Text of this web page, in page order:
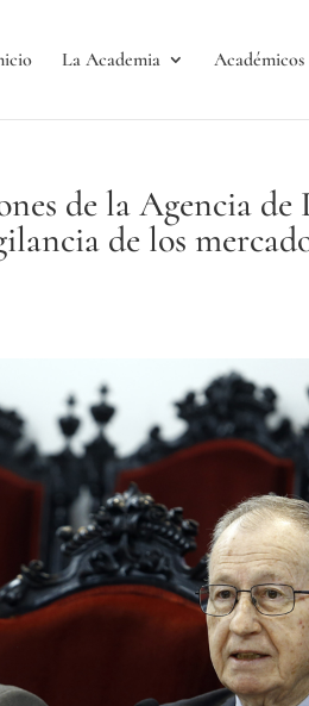
La Academia Académicos
de la Agencia de
de los